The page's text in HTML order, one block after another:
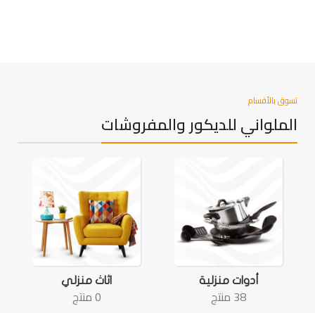
تسوق بالأقسام
الملواني للديكور والمفروشات
أدوات منزلية
38 منتج
اثاث منزلي
0 منتج